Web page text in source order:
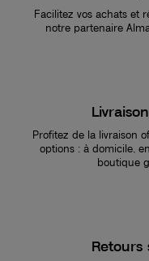
Facilitez vos achats et
notre partenaire
Profitez de la livraison
options : à domicile,
boutique